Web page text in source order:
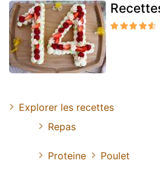
Explorer les recettes
Repas
Proteine Poulet